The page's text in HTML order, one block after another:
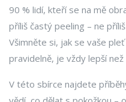
90 % lidí, kteří se na mě
příliš častý peeling – ne
Všimněte si, jak se vaše
pravidelně, je vždy lepší
V této sbírce najdete